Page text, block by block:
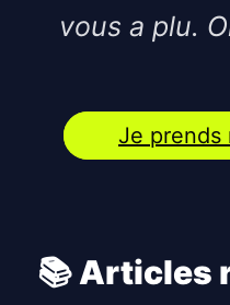
vous a plu.
Je prends
📚 Articles